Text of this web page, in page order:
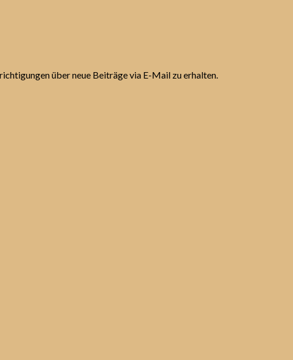
über neue Beiträge via E-Mail zu erhalten.